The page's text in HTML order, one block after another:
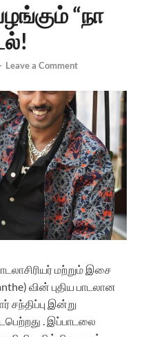
“நா
Leave a Comment
மற்றும் இசை
வின் புதிய பாடலான
சந்திப்பு இன்று
. இப்பாடலை